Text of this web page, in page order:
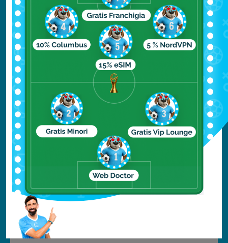
Long Beach
Questa spiaggia sorge nell’area più
turistica dell’isola, vicina alla città. Accanto
ad essa, infatti, numerosi sono i lussuosi
resort e gli hotel, così come altrettanto
numerosi sono i servizi che si offrono: la
spiaggia di Long Beach in effetti è l’ideale
per una vacanza in famiglia, dove avrete
tutto a portata di mano: bar, bagni,
ristoranti, animazione e molto altro. Sulla